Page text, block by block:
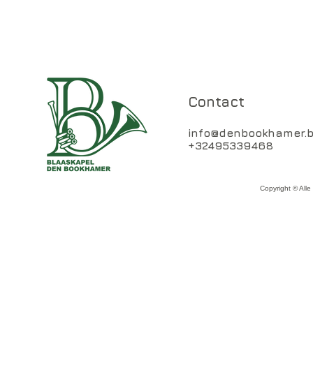
Copyright ©
Contact
+32495339468